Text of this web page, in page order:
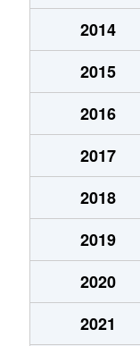
2014
2015
2016
2017
2018
2019
2020
2021